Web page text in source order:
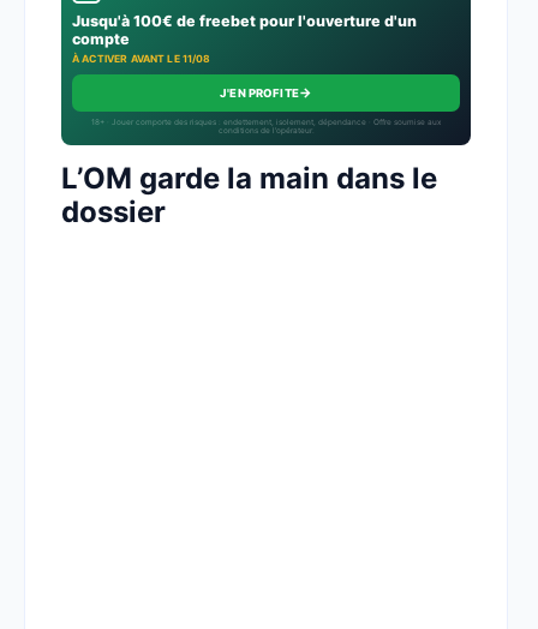
Jusqu'à 100€ de freebet pour l'ouverture d'un
compte
À ACTIVER AVANT LE 11/08
J'EN PROFITE→
18+ · Jouer comporte des risques : endettement, isolement, dépendance · Offre soumise aux
conditions de l’opérateur.
L’OM garde la main dans le
dossier